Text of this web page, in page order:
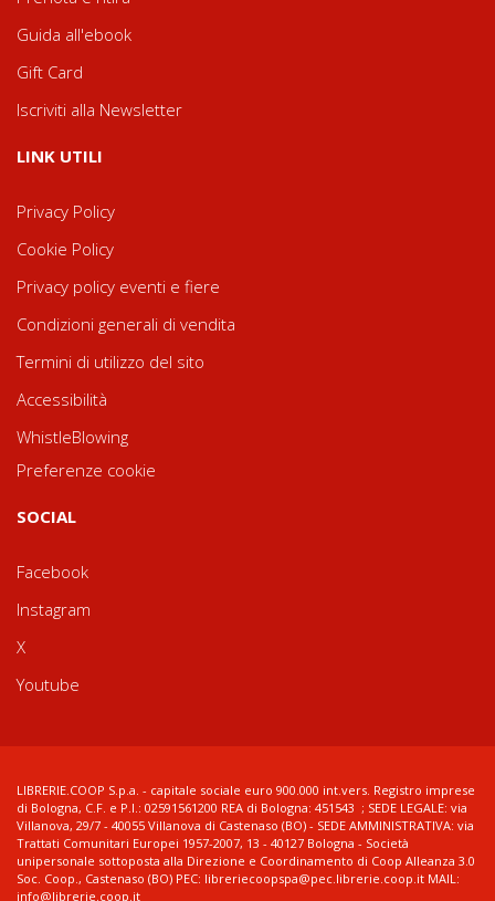
Guida all'ebook
Gift Card
Iscriviti alla Newsletter
LINK UTILI
Privacy Policy
Cookie Policy
Privacy policy eventi e fiere
Condizioni generali di vendita
Termini di utilizzo del sito
Accessibilità
WhistleBlowing
Preferenze cookie
SOCIAL
Facebook
Instagram
X
Youtube
LIBRERIE.COOP S.p.a. - capitale sociale euro 900.000 int.vers. Registro imprese
di Bologna, C.F. e P.I.: 02591561200 REA di Bologna: 451543 ; SEDE LEGALE: via
Villanova, 29/7 - 40055 Villanova di Castenaso (BO) - SEDE AMMINISTRATIVA: via
Trattati Comunitari Europei 1957-2007, 13 - 40127 Bologna - Società
unipersonale sottoposta alla Direzione e Coordinamento di Coop Alleanza 3.0
Soc. Coop., Castenaso (BO) PEC: libreriecoopspa@pec.librerie.coop.it MAIL:
info@librerie.coop.it